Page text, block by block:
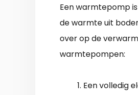
Een warmtepomp
de warmte uit
over op de
warmtepompen:
Een volledig